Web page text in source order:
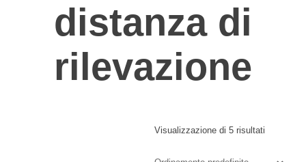
distanza di
rilevazione
Visualizzazione di 5 risultati